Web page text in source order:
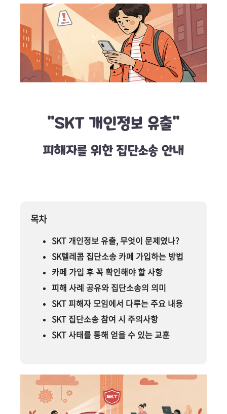
목차
SKT 개인정보 유출, 무엇이 문제였나?
SK텔레콤 집단소송 카페 가입하는 방법
카페 가입 후 꼭 확인해야 할 사항
피해 사례 공유와 집단소송의 의미
SKT 피해자 모임에서 다루는 주요 내용
SKT 집단소송 참여 시 주의사항
SKT 사태를 통해 얻을 수 있는 교훈